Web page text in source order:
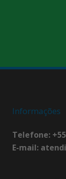
Informações
Telefone:
E-mail: